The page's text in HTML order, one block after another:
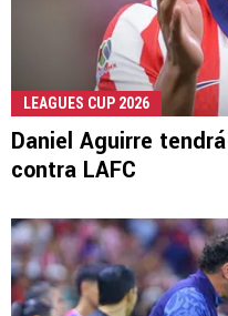
LEAGUES CUP 2026
Daniel Aguirre
contra LAFC